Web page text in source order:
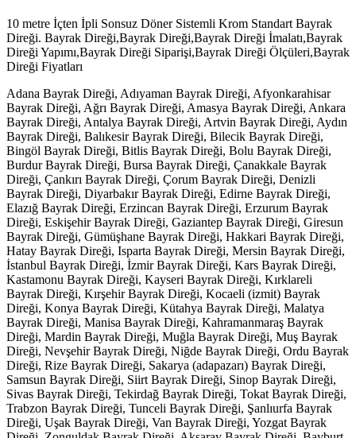
10 metre İçten İpli Sonsuz Döner Sistemli Krom Standart Bayrak
Direği. Bayrak Direği,Bayrak Direği,Bayrak Direği İmalatı,Bayrak
Direği Yapımı,Bayrak Direği Siparişi,Bayrak Direği Ölçüleri,Bayrak
Direği Fiyatları
Adana Bayrak Direği, Adıyaman Bayrak Direği, Afyonkarahisar
Bayrak Direği, Ağrı Bayrak Direği, Amasya Bayrak Direği, Ankara
Bayrak Direği, Antalya Bayrak Direği, Artvin Bayrak Direği, Aydın
Bayrak Direği, Balıkesir Bayrak Direği, Bilecik Bayrak Direği,
Bingöl Bayrak Direği, Bitlis Bayrak Direği, Bolu Bayrak Direği,
Burdur Bayrak Direği, Bursa Bayrak Direği, Çanakkale Bayrak
Direği, Çankırı Bayrak Direği, Çorum Bayrak Direği, Denizli
Bayrak Direği, Diyarbakır Bayrak Direği, Edirne Bayrak Direği,
Elazığ Bayrak Direği, Erzincan Bayrak Direği, Erzurum Bayrak
Direği, Eskişehir Bayrak Direği, Gaziantep Bayrak Direği, Giresun
Bayrak Direği, Gümüşhane Bayrak Direği, Hakkari Bayrak Direği,
Hatay Bayrak Direği, Isparta Bayrak Direği, Mersin Bayrak Direği,
İstanbul Bayrak Direği, İzmir Bayrak Direği, Kars Bayrak Direği,
Kastamonu Bayrak Direği, Kayseri Bayrak Direği, Kırklareli
Bayrak Direği, Kırşehir Bayrak Direği, Kocaeli (izmit) Bayrak
Direği, Konya Bayrak Direği, Kütahya Bayrak Direği, Malatya
Bayrak Direği, Manisa Bayrak Direği, Kahramanmaraş Bayrak
Direği, Mardin Bayrak Direği, Muğla Bayrak Direği, Muş Bayrak
Direği, Nevşehir Bayrak Direği, Niğde Bayrak Direği, Ordu Bayrak
Direği, Rize Bayrak Direği, Sakarya (adapazarı) Bayrak Direği,
Samsun Bayrak Direği, Siirt Bayrak Direği, Sinop Bayrak Direği,
Sivas Bayrak Direği, Tekirdağ Bayrak Direği, Tokat Bayrak Direği,
Trabzon Bayrak Direği, Tunceli Bayrak Direği, Şanlıurfa Bayrak
Direği, Uşak Bayrak Direği, Van Bayrak Direği, Yozgat Bayrak